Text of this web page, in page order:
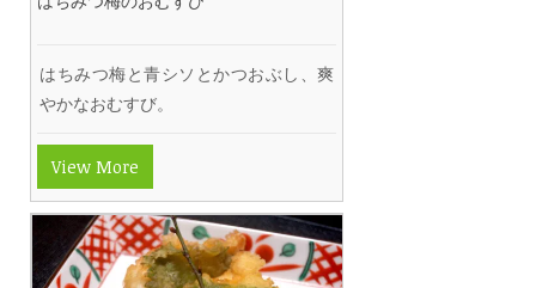
はちみつ梅と青シソとかつおぶし、爽
やかなおむすび。
View More